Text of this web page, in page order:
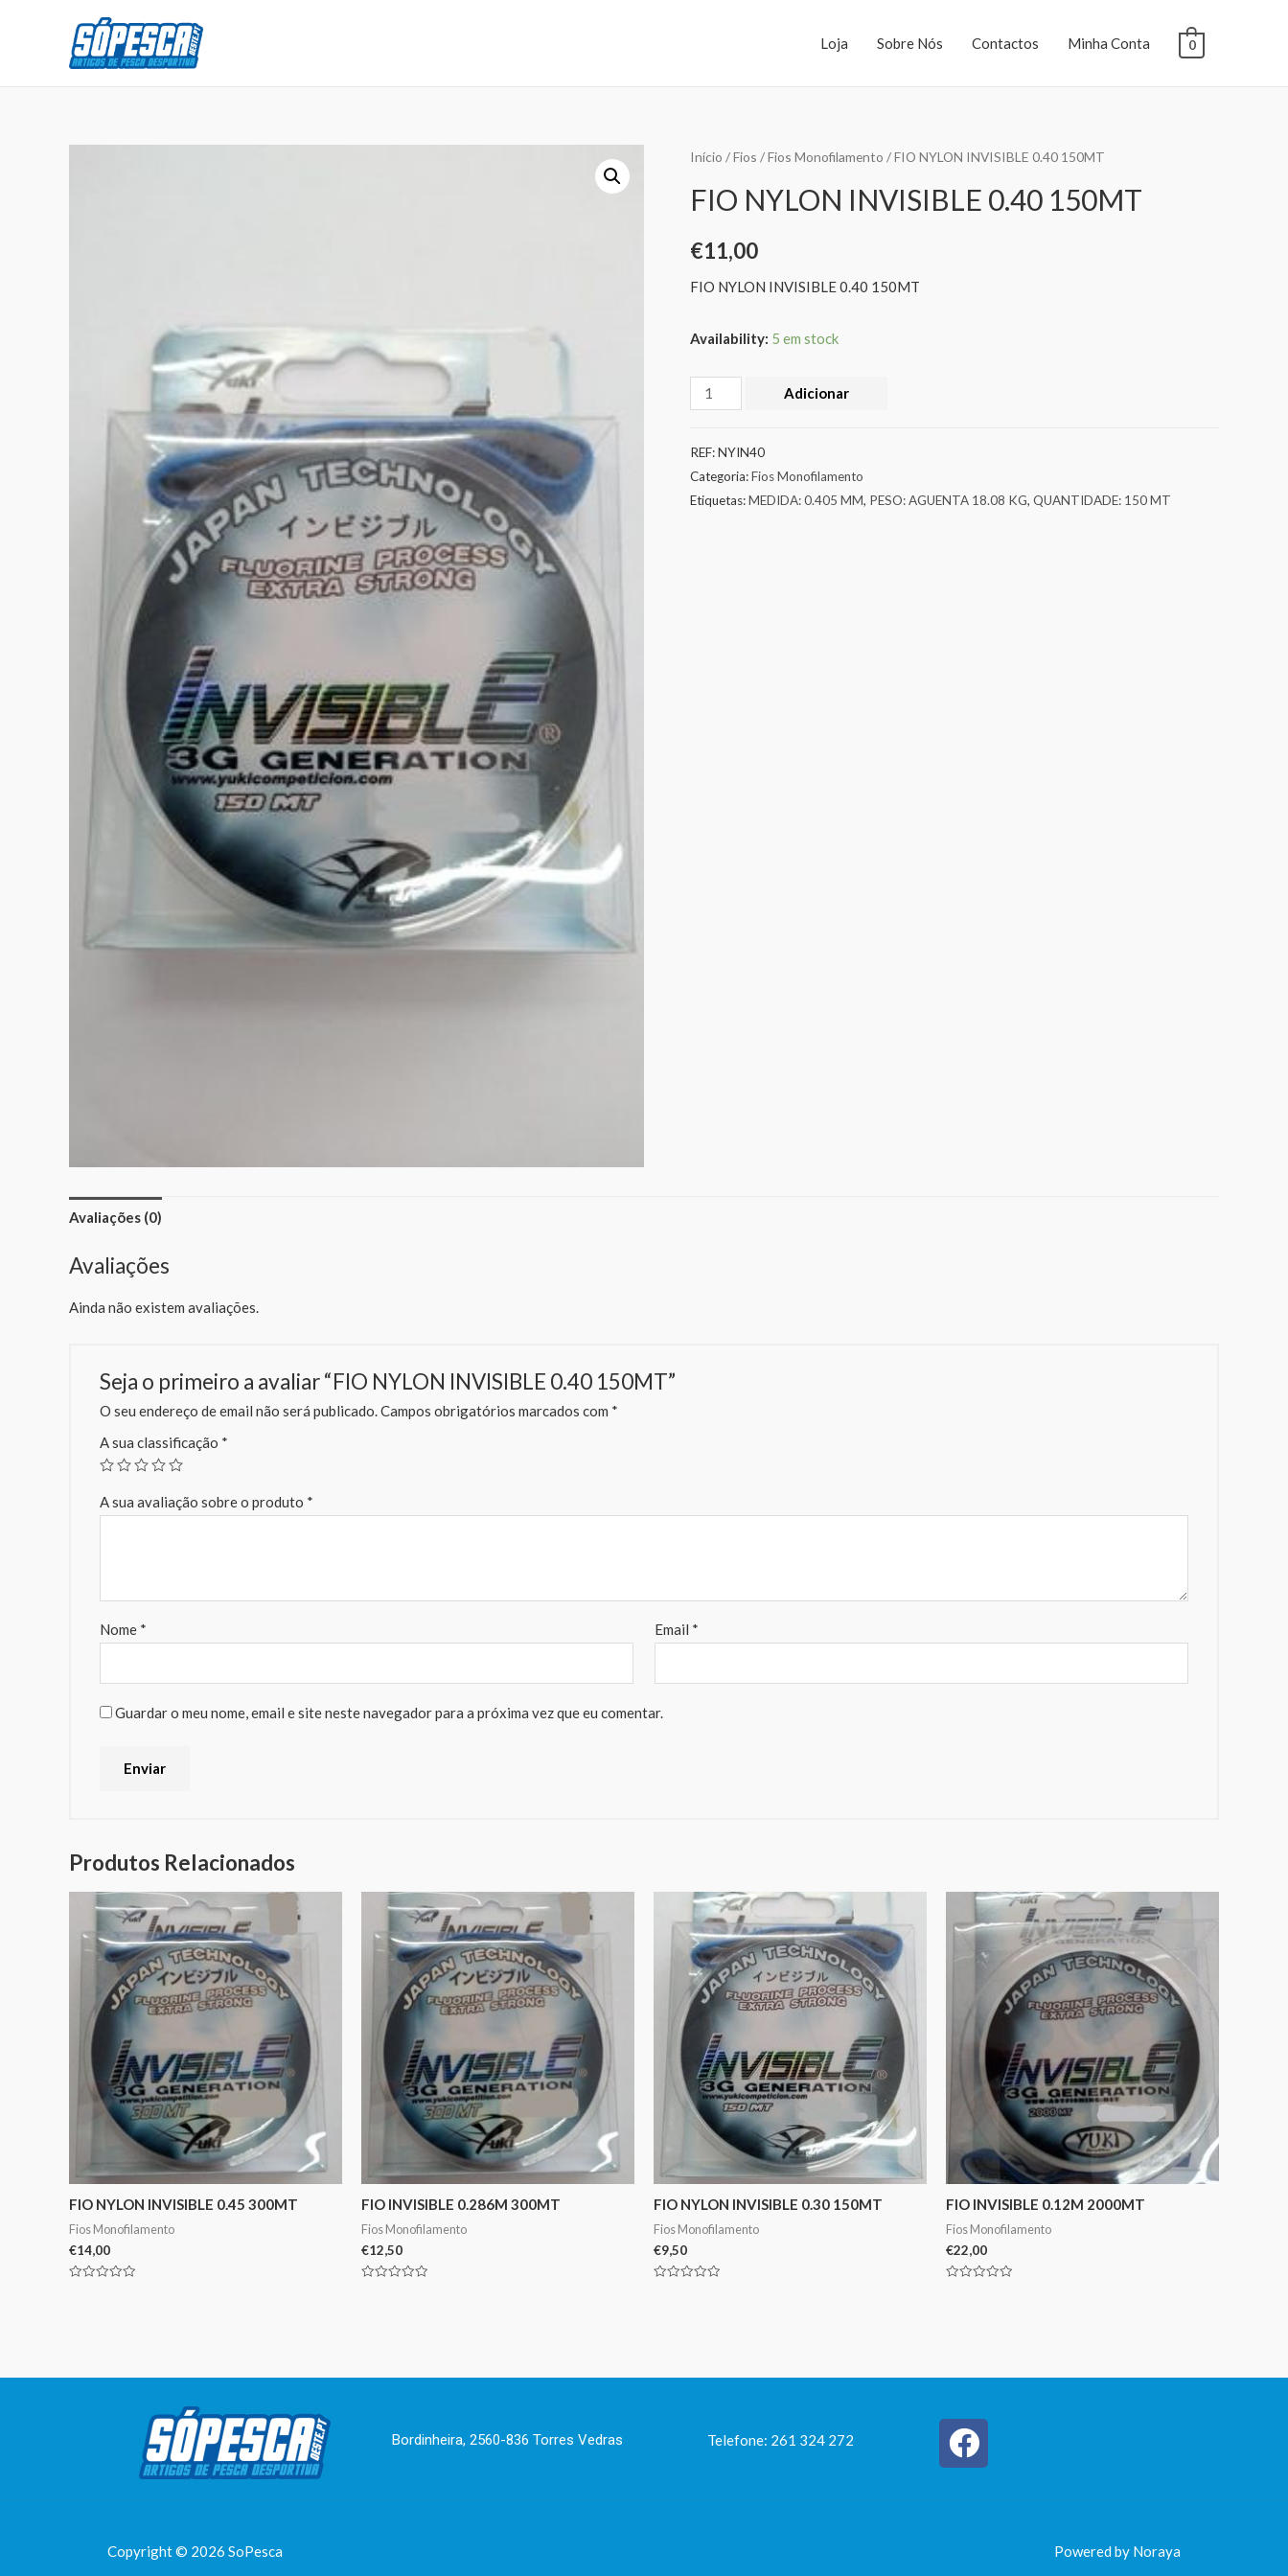
Loja Sobre Nós Contactos Minha Conta 0
Início /Fios /Fios Monofilamento / FIO NYLON INVISIBLE 0.40 150MT
FIO NYLON INVISIBLE 0.40 150MT
€11,00
FIO NYLON INVISIBLE 0.40 150MT
Availability: 5 em stock
Adicionar
REF:NYIN40
Categoria:Fios Monofilamento
Etiquetas:MEDIDA: 0.405 MM, PESO: AGUENTA 18.08 KG, QUANTIDADE: 150 MT
Avaliações (0)
Avaliações
Ainda não existem avaliações.
Seja o primeiro a avaliar “FIO NYLON INVISIBLE 0.40 150MT”
O seu endereço de email não será publicado.Campos obrigatórios marcados com *
A sua classificação *
A sua avaliação sobre o produto *
Nome * Email *
Guardar o meu nome, email e site neste navegador para a próxima vez que eu comentar.
Produtos Relacionados
FIO NYLON INVISIBLE 0.45 300MT
Fios Monofilamento
€14,00
FIO INVISIBLE 0.286M 300MT
Fios Monofilamento
€12,50
FIO NYLON INVISIBLE 0.30 150MT
Fios Monofilamento
€9,50
FIO INVISIBLE 0.12M 2000MT
Fios Monofilamento
€22,00
Bordinheira, 2560-836 Torres Vedras Telefone: 261 324 272
Copyright © 2026 SoPesca Powered by Noraya